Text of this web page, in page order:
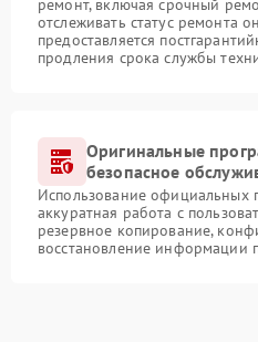
ремонт, включая срочный
отслеживать статус ремонта
предоставляется
продления срока службы
Оригинальные
безопасное
Использование официальных
аккуратная работа с
резервное копирование,
восстановление информации